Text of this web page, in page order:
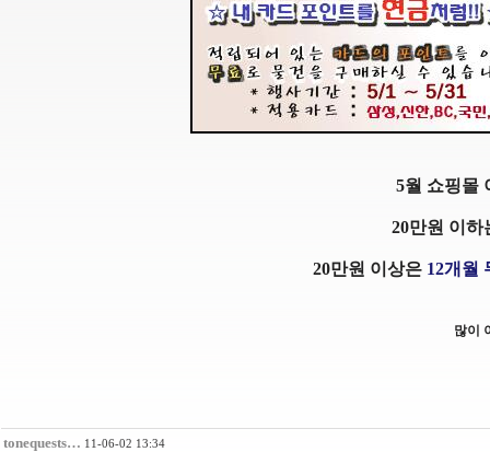
5월 쇼핑몰
20만원 이
20만원 이상은 12개월
많이
tonequests… 11-06-02 13:34